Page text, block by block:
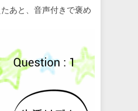
あと、音声付きで褒め